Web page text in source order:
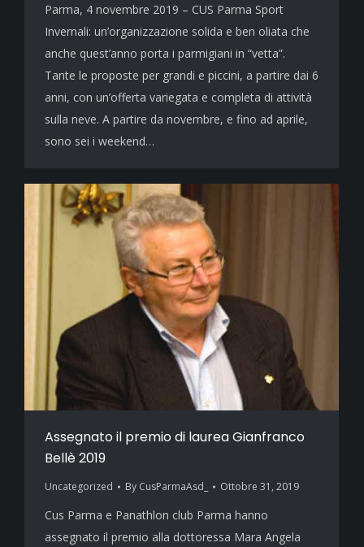
Parma, 4 novembre 2019 – CUS Parma Sport
Invernali: un’organizzazione solida e ben oliata che
anche quest’anno porta i parmigiani in “vetta”.
Tante le proposte per grandi e piccini, a partire dai 6
anni, con un’offerta variegata e completa di attività
sulla neve. A partire da novembre, e fino ad aprile,
sono sei i weekend…
Assegnato il premio di laurea Gianfranco
Bellè 2019
Uncategorized By CusParmaAsd_ Ottobre 31, 2019
Cus Parma e Panathlon club Parma hanno
assegnato il premio alla dottoressa Mara Angela